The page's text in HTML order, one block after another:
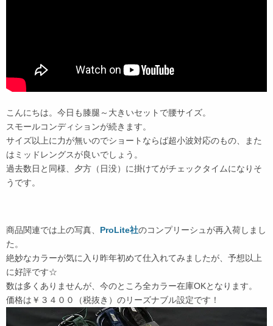
こんにちは。今日も膝腿～大きいセットで腰サイズ。
スモールコンディションが続きます。
サイズ以上に力が無いのでショートならば超小波対応のもの、また
はミッドレングスが良いでしょう。
過去数日と同様、夕方（日没）に掛けてがチェックタイムになりそ
うです。
商品関連では上の写真、 ProLite社のコンプリーシュが再入荷しまし
た。
絶妙なカラーが気に入り昨年初めて仕入れてみましたが、予想以上
に好評です☆
数は多くありませんが、今のところ全カラー在庫OKとなります。
価格は￥３４００（税抜き）のリーズナブル設定です！